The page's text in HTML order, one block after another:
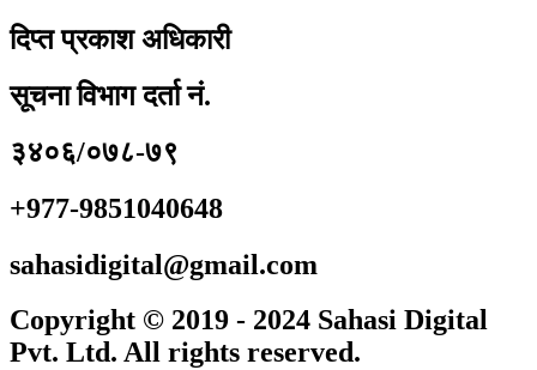
दिप्त प्रकाश अधिकारी
सूचना विभाग दर्ता नं.
३४०६/०७८-७९
+977-9851040648
sahasidigital@gmail.com
Copyright © 2019 - 2024 Sahasi Digital
Pvt. Ltd. All rights reserved.